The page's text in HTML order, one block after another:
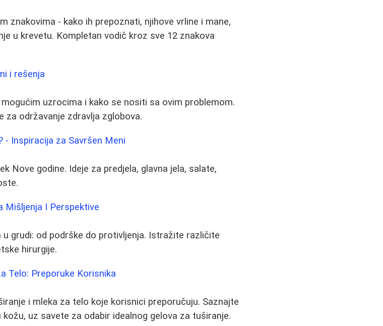
znakovima - kako ih prepoznati, njihove vrline i mane,
u krevetu. Kompletan vodič kroz sve 12 znakova
i rešenja
uzrocima i kako se nositi sa ovim problemom.
održavanje zdravlja zglobova.
- Inspiracija za Savršen Meni
Nove godine. Ideje za predjela, glavna jela, salate,
Mišljenja I Perspektive
grudi: od podrške do protivljenja. Istražite različite
hirurgije.
Telo: Preporuke Korisnika
i mleka za telo koje korisnici preporučuju. Saznajte
uz savete za odabir idealnog gelova za tuširanje.